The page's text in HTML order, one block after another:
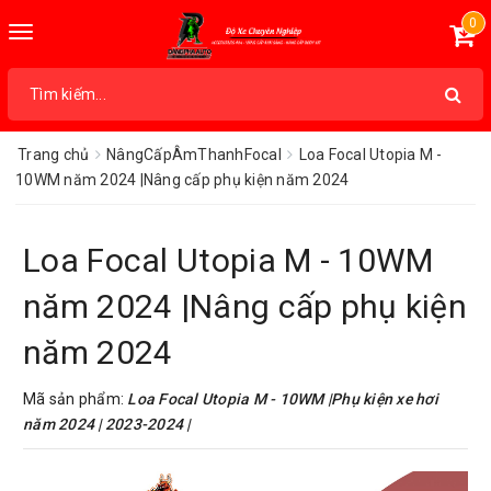
Toggle
0
Trang chủ NângCấpÂmThanhFocal
Loa Focal Utopia M -
10WM năm 2024 |Nâng cấp phụ kiện năm 2024
Loa Focal Utopia M - 10WM
năm 2024 |Nâng cấp phụ kiện
năm 2024
Mã sản phẩm: Loa Focal Utopia M - 10WM |Phụ kiện xe hơi
năm 2024 | 2023-2024 |